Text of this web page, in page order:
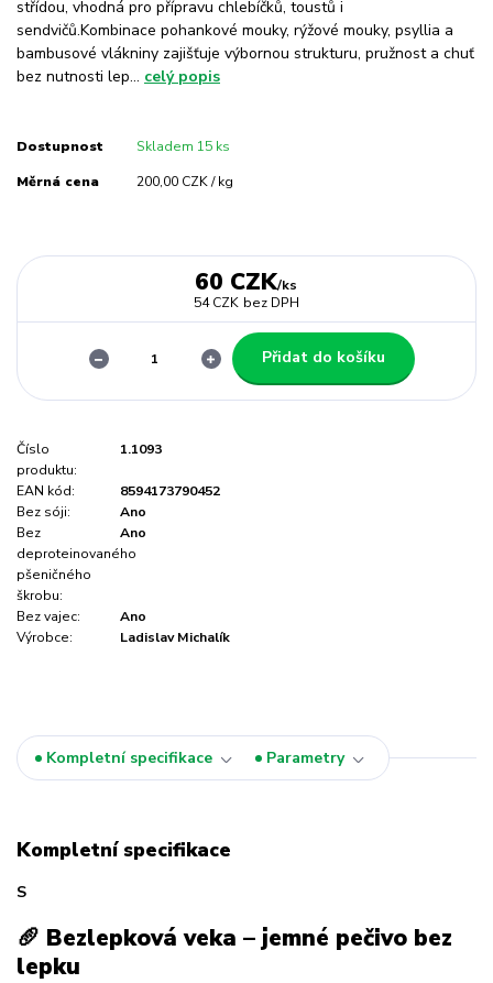
střídou, vhodná pro přípravu chlebíčků, toustů i
sendvičů.Kombinace pohankové mouky, rýžové mouky, psyllia a
bambusové vlákniny zajišťuje výbornou strukturu, pružnost a chuť
bez nutnosti lep... celý popis
Dostupnost Skladem 15 ks
Měrná cena 200,00 CZK / kg
60 CZK/ks
54 CZK bez DPH
Přidat do košíku
Číslo
produktu:
1.1093
EAN kód:
8594173790452
Bez sóji:
Ano
Bez
deproteinovaného
pšeničného
škrobu:
Ano
Bez vajec:
Ano
Výrobce:
Ladislav Michalík
Kompletní specifikace Parametry
Kompletní specifikace
S
🥖 Bezlepková veka – jemné pečivo bez
lepku